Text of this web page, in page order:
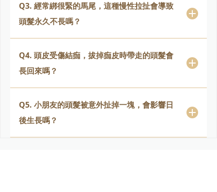
Q3. 經常綁很緊的馬尾，這種慢性拉扯會導致
頭髮永久不長嗎？
Q4. 頭皮受傷結痂，拔掉痂皮時帶走的頭髮會
長回來嗎？
Q5. 小朋友的頭髮被意外扯掉一塊，會影響日
後生長嗎？